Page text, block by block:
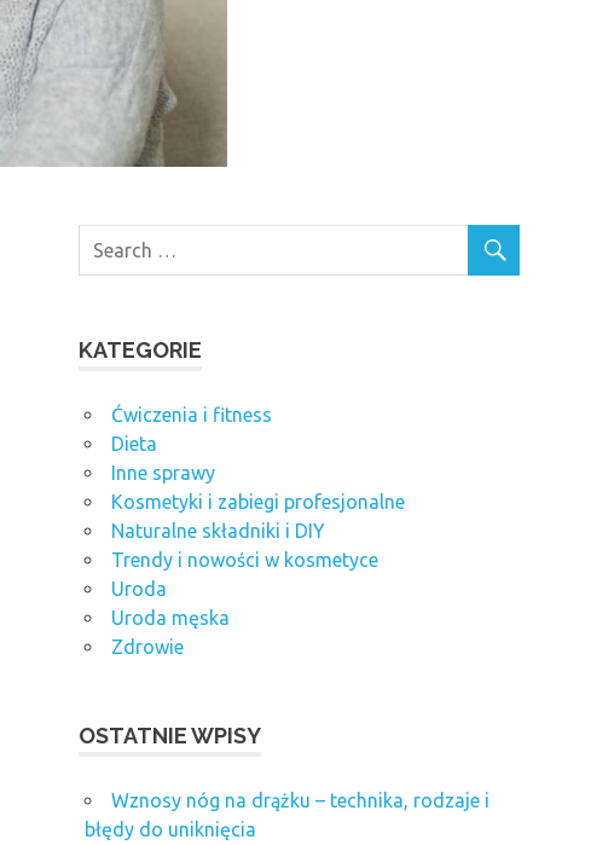
KATEGORIE
Ćwiczenia i fitness
Dieta
Inne sprawy
Kosmetyki i zabiegi profesjonalne
Naturalne składniki i DIY
Trendy i nowości w kosmetyce
Uroda
Uroda męska
Zdrowie
OSTATNIE WPISY
Wznosy nóg na drążku – technika, rodzaje i
błędy do uniknięcia